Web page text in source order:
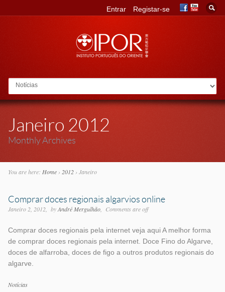
Go to:
Entrar Registar-se
Janeiro 2012
Monthly Archives
You are here: Home› 2012› Janeiro
Comprar doces regionais algarvios online
Janeiro 2, 2012 byAndré Mergulhão Comments are off
Comprar doces regionais pela internet veja aqui A melhor forma
de comprar doces regionais pela internet. Doce Fino do Algarve,
doces de alfarroba, doces de figo a outros produtos regionais do
algarve.
Categorias
Notícias